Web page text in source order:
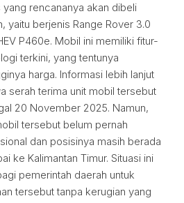
rencananya akan dibeli
yaitu berjenis Range Rover 3.0
P460e. Mobil ini memiliki fitur-
terkini, yang tentunya
harga. Informasi lebih lanjut
serah terima unit mobil tersebut
20 November 2025. Namun,
tersebut belum pernah
dan posisinya masih berada
ke Kalimantan Timur. Situasi ini
pemerintah daerah untuk
tersebut tanpa kerugian yang